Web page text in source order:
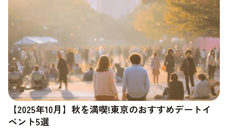
【2025年10月】秋を満喫!東京のおすすめデートイ
ベント5選